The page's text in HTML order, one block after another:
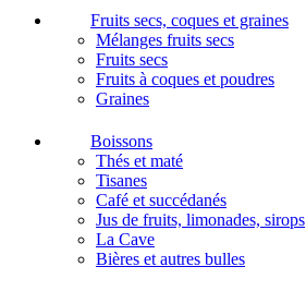
Fruits secs, coques et graines
Mélanges fruits secs
Fruits secs
Fruits à coques et poudres
Graines
Boissons
Thés et maté
Tisanes
Café et succédanés
Jus de fruits, limonades, sirops
La Cave
Bières et autres bulles